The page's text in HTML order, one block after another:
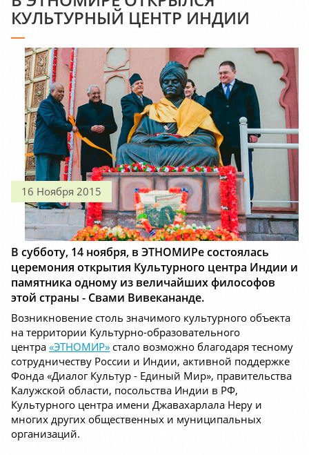
КУЛЬТУРНЫЙ ЦЕНТР ИНДИИ
16 Ноября 2015
В субботу, 14 ноября, в ЭТНОМИРе состоялась
церемония открытия Культурного центра Индии и
памятника одному из величайших философов
этой страны - Свами Вивекананде.
Возникновение столь значимого культурного объекта
на территории Культурно-образовательного
центра «ЭТНОМИР» стало возможно благодаря тесному
сотрудничеству России и Индии, активной поддержке
Фонда «Диалог Культур - Единый Мир», правительства
Калужской области, посольства Индии в РФ,
Культурного центра имени Джавахарлала Неру и
многих других общественных и муниципальных
организаций.